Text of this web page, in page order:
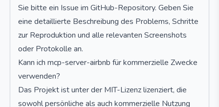
Sie bitte ein Issue im GitHub-Repository. Geben Sie
eine detaillierte Beschreibung des Problems, Schritte
zur Reproduktion und alle relevanten Screenshots
oder Protokolle an.
Kann ich mcp-server-airbnb für kommerzielle Zwecke
verwenden?
Das Projekt ist unter der MIT-Lizenz lizenziert, die
sowohl persönliche als auch kommerzielle Nutzung